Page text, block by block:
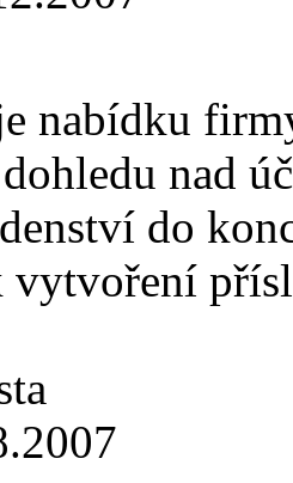
nabídku
nad
do
vytvoření